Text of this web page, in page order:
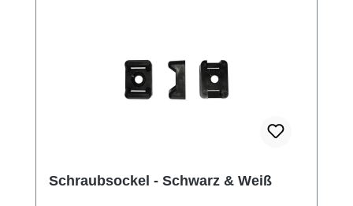
Schraubsockel - Schwarz & Weiß